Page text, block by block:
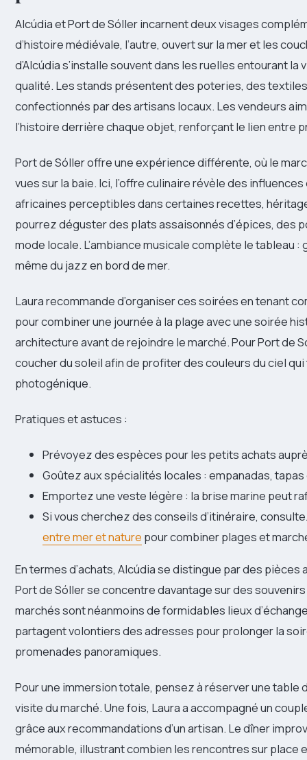
Alcúdia et Port de Sóller incarnent deux visages
d’histoire médiévale, l’autre, ouvert sur la mer et les
d’Alcúdia s’installe souvent dans les ruelles entourant
qualité. Les stands présentent des poteries, des
confectionnés par des artisans locaux. Les vendeurs
l’histoire derrière chaque objet, renforçant le lien entre
Port de Sóller offre une expérience différente, où le
vues sur la baie. Ici, l’offre culinaire révèle des
africaines perceptibles dans certaines recettes,
pourrez déguster des plats assaisonnés d’épices, des
mode locale. L’ambiance musicale complète le tableau
même du jazz en bord de mer.
Laura recommande d’organiser ces soirées en tenant
pour combiner une journée à la plage avec une soirée
architecture avant de rejoindre le marché. Pour Port de
coucher du soleil afin de profiter des couleurs du ciel
photogénique.
Pratiques et astuces :
Prévoyez des espèces pour les petits achats
Goûtez aux spécialités locales : empanadas,
Emportez une veste légère : la brise marine peut
Si vous cherchez des conseils d’itinéraire,
entre mer et nature pour combiner plages et
En termes d’achats, Alcúdia se distingue par des
Port de Sóller se concentre davantage sur des
marchés sont néanmoins de formidables lieux
partagent volontiers des adresses pour prolonger la
promenades panoramiques.
Pour une immersion totale, pensez à réserver une
visite du marché. Une fois, Laura a accompagné un
grâce aux recommandations d’un artisan. Le dîner
mémorable, illustrant combien les rencontres sur place